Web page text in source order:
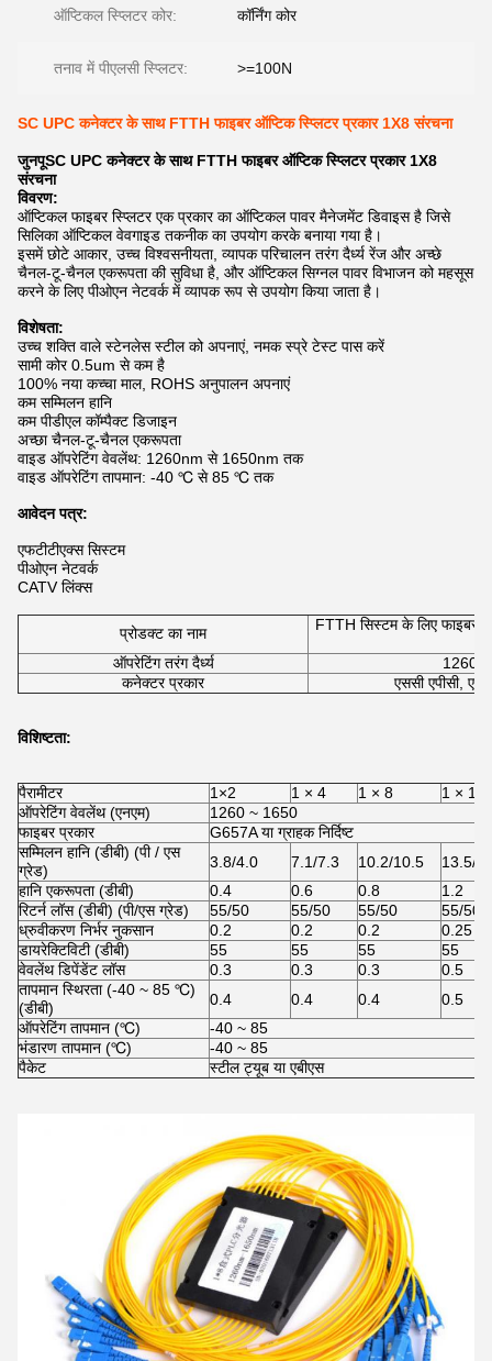
ऑप्टिकल स्प्लिटर कोर: कॉर्निंग कोर
तनाव में पीएलसी स्प्लिटर: >=100N
SC UPC कनेक्टर के साथ FTTH फाइबर ऑप्टिक स्प्लिटर प्रकार 1X8 संरचना
जुनपूSC UPC कनेक्टर के साथ FTTH फाइबर ऑप्टिक स्प्लिटर प्रकार 1X8
संरचना
विवरण:
ऑप्टिकल फाइबर स्प्लिटर एक प्रकार का ऑप्टिकल पावर मैनेजमेंट डिवाइस है जिसे
सिलिका ऑप्टिकल वेवगाइड तकनीक का उपयोग करके बनाया गया है।
इसमें छोटे आकार, उच्च विश्वसनीयता, व्यापक परिचालन तरंग दैर्ध्य रेंज और अच्छे
चैनल-टू-चैनल एकरूपता की सुविधा है, और ऑप्टिकल सिग्नल पावर विभाजन को महसूस
करने के लिए पीओएन नेटवर्क में व्यापक रूप से उपयोग किया जाता है।
विशेषता:
उच्च शक्ति वाले स्टेनलेस स्टील को अपनाएं, नमक स्प्रे टेस्ट पास करें
सामी कोर 0.5um से कम है
100% नया कच्चा माल, ROHS अनुपालन अपनाएं
कम सम्मिलन हानि
कम पीडीएल कॉम्पैक्ट डिजाइन
अच्छा चैनल-टू-चैनल एकरूपता
वाइड ऑपरेटिंग वेवलेंथ: 1260nm से 1650nm तक
वाइड ऑपरेटिंग तापमान: -40 ℃ से 85 ℃ तक
आवेदन पत्र:
एफटीटीएक्स सिस्टम
पीओएन नेटवर्क
CATV लिंक्स
प्रोडक्ट का नाम
FTTH सिस्टम के लिए फाइबर
ऑपरेटिंग तरंग दैर्ध्य
1260
कनेक्टर प्रकार
एससी एपीसी,
विशिष्टता:
पैरामीटर 1×2 1 × 4 1 × 8
1 × 16
ऑपरेटिंग वेवलेंथ (एनएम)
1260 ~ 1650
फाइबर प्रकार
G657A या ग्राहक निर्दिष्ट
सम्मिलन हानि (डीबी) (पी / एस
ग्रेड)
3.8/4.0 7.1/7.3 10.2/10.5
13.5/
हानि एकरूपता (डीबी)
0.4 0.6 0.8
1.2
रिटर्न लॉस (डीबी) (पी/एस ग्रेड)
55/50 55/50 55/50
55/50
ध्रुवीकरण निर्भर नुकसान
0.2 0.2 0.2
0.25
डायरेक्टिविटी (डीबी)
55 55 55
55
वेवलेंथ डिपेंडेंट लॉस
0.3 0.3 0.3
0.5
तापमान स्थिरता (-40 ~ 85 ℃)
(डीबी)
0.4 0.4 0.4
0.5
ऑपरेटिंग तापमान (℃)
-40 ~ 85
भंडारण तापमान (℃)
-40 ~ 85
पैकेट
स्टील ट्यूब या एबीएस